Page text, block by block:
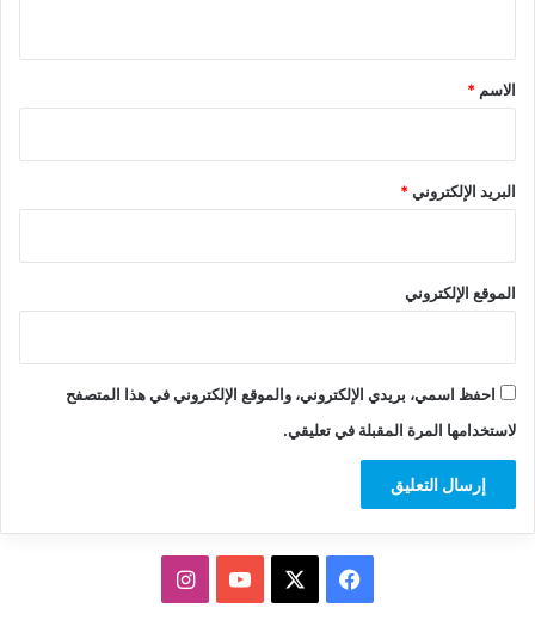
*
الاسم *
البريد الإلكتروني*
الموقع الإلكتروني
احفظ اسمي، بريدي الإلكتروني، والموقع الإلكتروني في هذا المتصفح
لاستخدامها المرة المقبلة في تعليقي.
فيسبوك ‫YouTubeانستقرام